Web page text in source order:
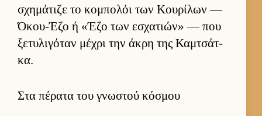
σχημάτιζε το κομπολόι των Κου­ρίλων —
Όκου-Έζο ή «Έζο των εσχατιών» — που
ξετυλιγόταν μέχρι την άκρη της Καμ­τσάτ­
κα.
Στα πέρατα του γνωστού κόσμου